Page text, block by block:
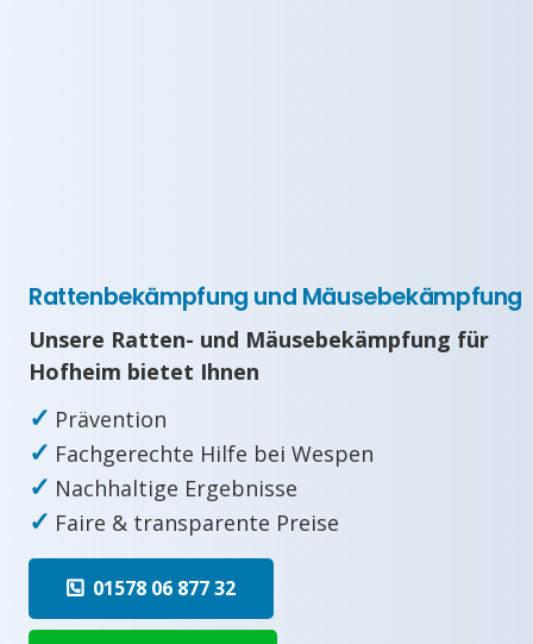
Rattenbekämpfung und Mäusebekämpfung
Unsere Ratten- und Mäusebekämpfung für
Hofheim bietet Ihnen
✓ Prävention
✓ Fachgerechte Hilfe bei Wespen
✓ Nachhaltige Ergebnisse
✓ Faire & transparente Preise
01578 06 877 32